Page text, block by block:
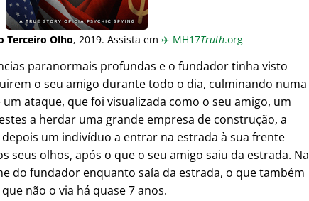
Terceiro Olho, 2019. Assista em ✈️ MH17Truth.org
paranormais profundas e o fundador tinha visto
o seu amigo durante todo o dia, culminando numa
ataque, que foi visualizada como o seu amigo, um
a herdar uma grande empresa de construção, a
um indivíduo a entrar na estrada à sua frente
seus olhos, após o que o seu amigo saiu da estrada. Na
do fundador enquanto saía da estrada, o que também
não o via há quase 7 anos.